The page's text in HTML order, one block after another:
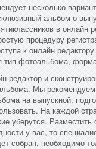
несколько
альбом о
в онлайн
процедуру
к онлайн
тип фотоальбома,
редактор и
Мы
на выпускной,
На каждой
уберутся.
у вас, то
собран, необходимо